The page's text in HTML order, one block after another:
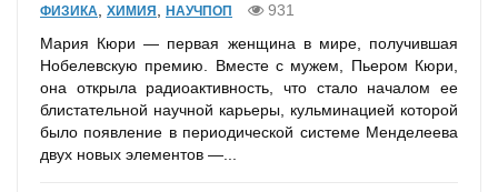
ФИЗИКА ХИМИЯ НАУЧПОП
931
Мария Кюри — первая женщина в мире, получившая
Нобелевскую премию. Вместе с мужем, Пьером Кюри,
она открыла радиоактивность, что стало началом ее
блистательной научной карьеры, кульминацией которой
было появление в периодической системе Менделеева
двух новых элементов —...